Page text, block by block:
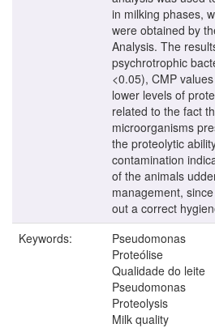
in milking phases,
were obtained by
Analysis. The
psychrotrophic
<0.05), CMP
lower levels of
related to the fact
microorganisms
the proteolytic
contamination
of the animals
management,
out a correct
Keywords:
Pseudomonas
Proteólise
Qualidade do leite
Pseudomonas
Proteolysis
Milk quality